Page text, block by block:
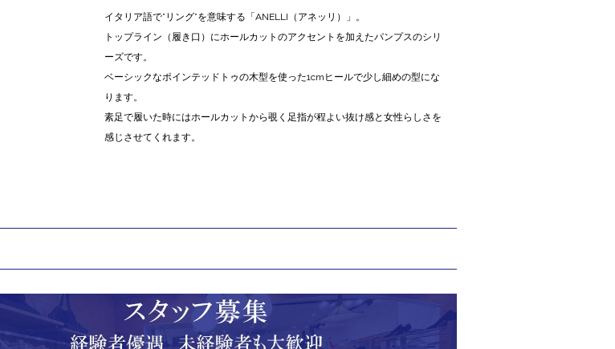
イタリア語で”リング”を意味する「ANELLI（アネッリ）」。
トップライン（履き口）にホールカットのアクセントを加えたパンプスのシリ
ーズです。
ベーシックなポインテッドトゥの木型を使った1cmヒールで少し細めの型にな
ります。
素足で履いた時にはホールカットから覗く足指が程よい抜け感と女性らしさを
感じさせてくれます。